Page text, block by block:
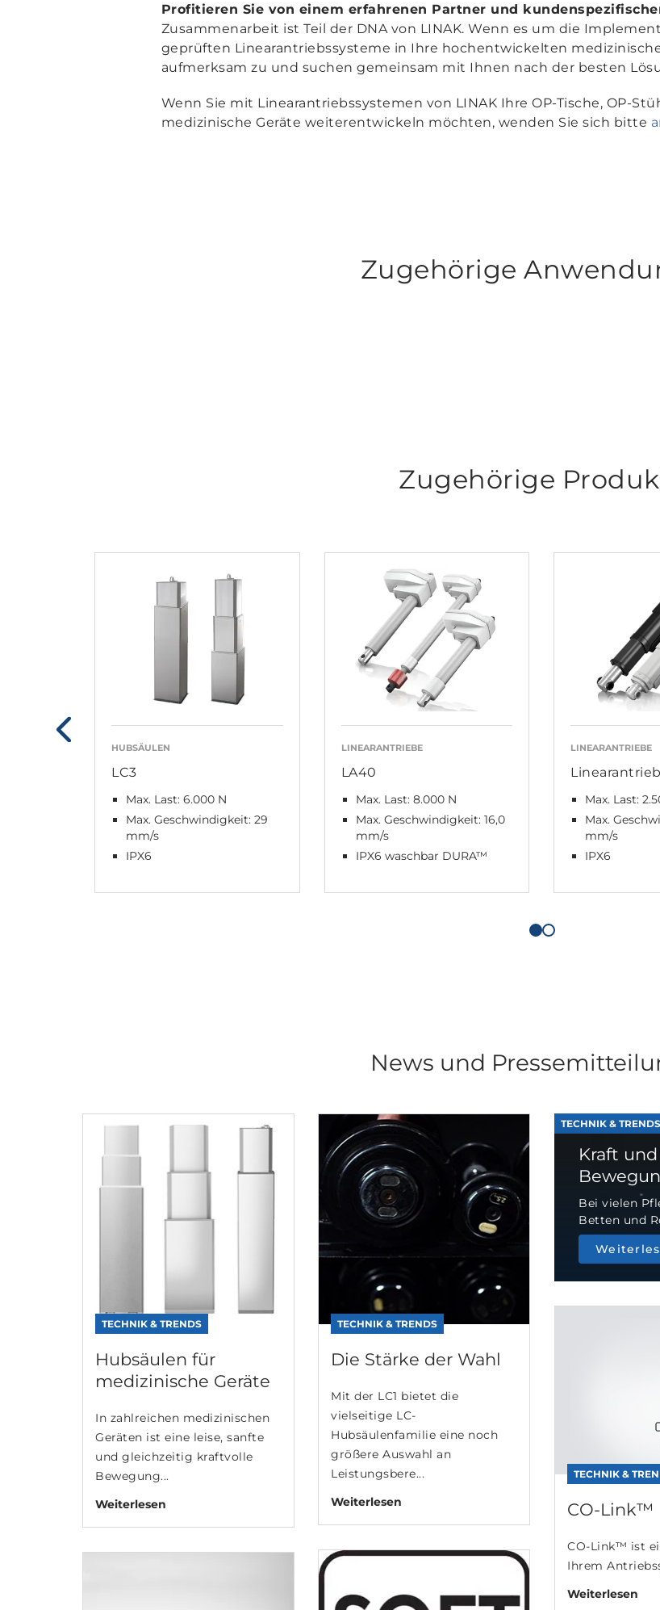
Profitieren Sie von einem erfahrenen Partner und
Zusammenarbeit ist Teil der DNA von LINAK. Wenn es um die
geprüften Linearantriebssysteme in Ihre hochentwickelten
aufmerksam zu und suchen gemeinsam mit Ihnen nach der besten
Wenn Sie mit Linearantriebssystemen von LINAK Ihre OP-Tische, OP-
medizinische Geräte weiterentwickeln möchten, wenden Sie sich bitte
Zugehörige
Zugehörige
HUBSÄULEN
LC3
Max. Last: 6.000 N
Max. Geschwindigkeit: 29
mm/s
IPX6
LINEARANTRIEBE
LA40
Max. Last: 8.000 N
Max. Geschwindigkeit: 16,0
mm/s
IPX6 waschbar DURA™
LINEARANTRIEBE
Max. Last:
Max.
mm/s
IPX6
News und
TECHNIK & TRENDS
Hubsäulen für
medizinische Geräte
In zahlreichen medizinischen
Geräten ist eine leise, sanfte
und gleichzeitig kraftvolle
Bewegung...
Weiterlesen
TECHNIK & TRENDS
Die Stärke der Wahl
Mit der LC1 bietet die
vielseitige LC-
Hubsäulenfamilie eine noch
größere Auswahl an
Leistungsbere...
Weiterlesen
TECHNIK & TRENDS
Kraft
Bei vielen
Betten und
TECHNIK &
CO-Link™
CO-Link™ ist
Ihrem
Weiterlesen